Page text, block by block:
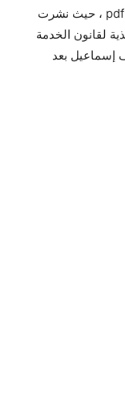
التفيذية لقانون الخدمة المدنية 2015 بإمتداد pdf ، حيث نشرت
لقانون الخدمة
إسماعيل بعد